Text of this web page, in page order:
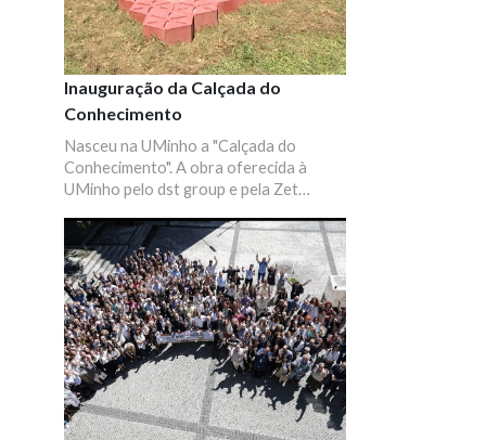
Inauguração da Calçada do
Conhecimento
Nasceu na UMinho a "Calçada do
Conhecimento". A obra oferecida à
UMinho pelo dst group e pela Zet
desportivo do campus de Gualtar, em
Braga. A obra celebra os 50 anos da
UMinho e resulta de uma criação
conjunta dos artistas Fernando Maia,
Filipe Mendes, Marta Lima e Rui Ferro.